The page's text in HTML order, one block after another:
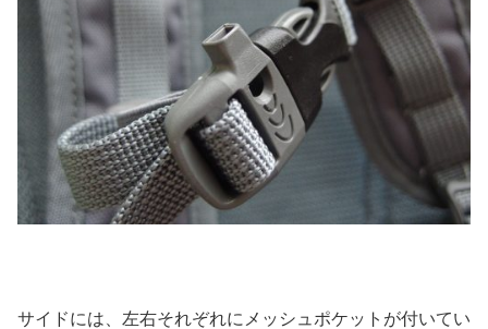
サイドには、左右それぞれにメッシュポケットが付いてい